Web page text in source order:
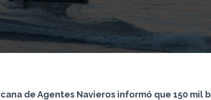
de Agentes Navieros informó que 150 mil